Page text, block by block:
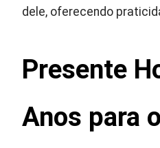
dele, oferecendo
Presente
Anos para o